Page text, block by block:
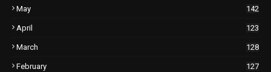
May 142
April 123
March 128
February 127